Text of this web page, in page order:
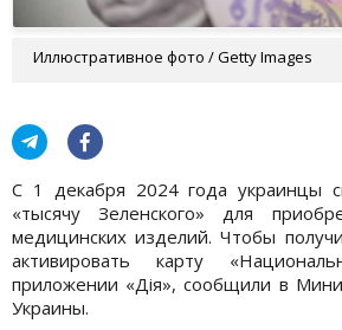
Иллюстративное фото / Getty Images
С 1 декабря 2024 года украинцы
«тысячу Зеленского» для
медицинских изделий. Чтобы
активировать карту
приложении «Дія», сообщили в
Украины.